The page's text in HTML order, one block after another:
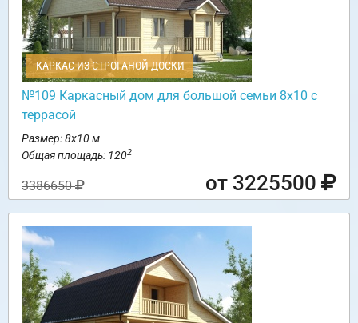
КАРКАС ИЗ СТРОГАНОЙ ДОСКИ
№109 Каркасный дом для большой семьи 8х10 с
террасой
Размер: 8х10 м
Общая площадь: 1202
3386650 от 3225500